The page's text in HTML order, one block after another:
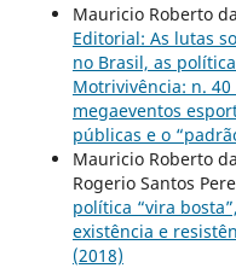
Mauricio Roberto
Editorial: As lutas
no Brasil, as
Motrivivência: n. 40
megaeventos
públicas e o
Mauricio Roberto
Rogerio Santos
política “vira
existência e
(2018)